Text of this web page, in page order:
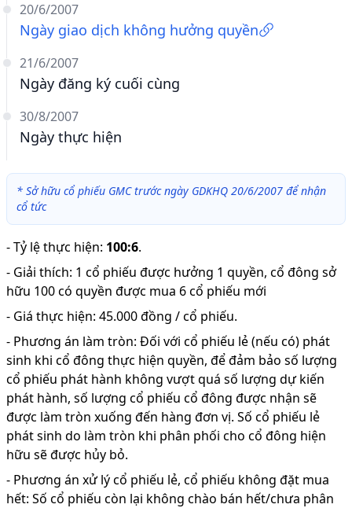
20/6/2007
Ngày giao dịch không hưởng quyền
21/6/2007
Ngày đăng ký cuối cùng
30/8/2007
Ngày thực hiện
* Sở hữu cổ phiếu GMC trước ngày GDKHQ 20/6/2007 để nhận
cổ tức
-Tỷ lệ thực hiện: 100:6.
- Giải thích: 1 cổ phiếu được hưởng 1 quyền, cổ đông sở
hữu 100 có quyền được mua 6 cổ phiếu mới
- Giá thực hiện: 45.000 đồng / cổ phiếu.
- Phương án làm tròn: Đối với cổ phiếu lẻ (nếu có) phát
sinh khi cổ đông thực hiện quyền, để đảm bảo số lượng
cổ phiếu phát hành không vượt quá số lượng dự kiến
phát hành, số lượng cổ phiếu cổ đông được nhận sẽ
được làm tròn xuống đến hàng đơn vị. Số cổ phiếu lẻ
phát sinh do làm tròn khi phân phối cho cổ đông hiện
hữu sẽ được hủy bỏ.
- Phương án xử lý cổ phiếu lẻ, cổ phiếu không đặt mua
hết: Số cổ phiếu còn lại không chào bán hết/chưa phân